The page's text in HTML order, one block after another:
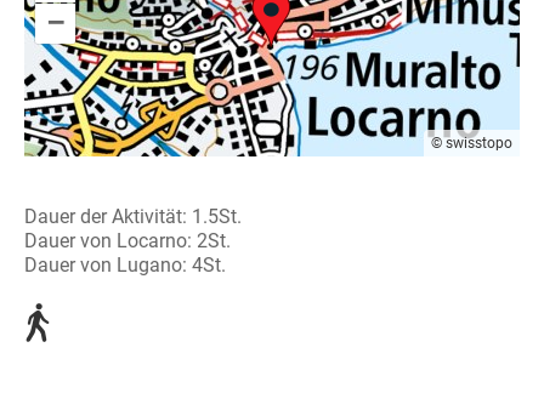
–
© swisstopo
Dauer der Aktivität: 1.5St.
Dauer von Locarno: 2St.
Dauer von Lugano: 4St.